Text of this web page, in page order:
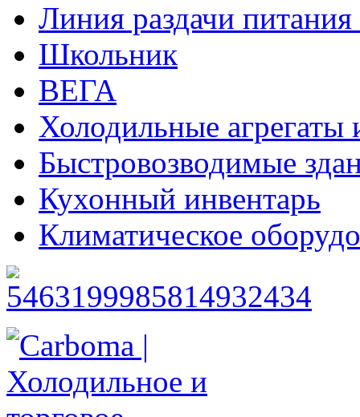
Линия раздачи
Школьник
ВЕГА
Холодильные агрегаты
Быстровозводимые
Кухонный инвентарь
Климатическое